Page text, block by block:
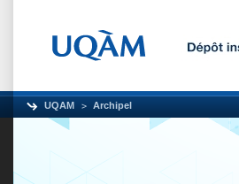
UQAM Archipel